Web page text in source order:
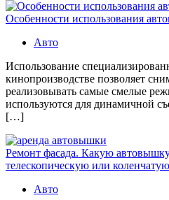
Особенности использования
Авто
Использование
кинопроизводстве позволяет
реализовывать самые смелые
используются для динамичной
[…]
Ремонт фасада. Какую
телескопическую или
Авто